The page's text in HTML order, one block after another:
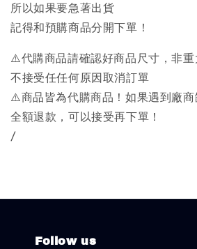
所以如果要急著出貨
記得和預購商品分開下單！
⚠️代購商品請確認好商品尺寸，非重
不接受任任何原因取消訂單
⚠️商品皆為代購商品！如果遇到廠商
全額退款，可以接受再下單！
/
Follow us